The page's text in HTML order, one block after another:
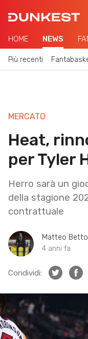
HOME NEWS
Più recenti
MERCATO
Heat,
per Tyler
Herro sarà un
della stagione
contrattuale
Matteo
4 anni fa
Condividi: